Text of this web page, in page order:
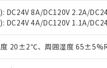
DC24V 8A/DC120V 2.2A/
DC24V 4A/DC120V 1.1A/
度 20±2℃、周囲湿度
ツ機能（部品リスト作成サー
要があります。
当ウェブサイト上で当社にご
の製品・サービスに関するお
明書ダウンロード
明書をダウンロードすること
質（10物質）のすべてが基準
使用状況下において有害物質
合意する
販売店・当社販売員にご確認く